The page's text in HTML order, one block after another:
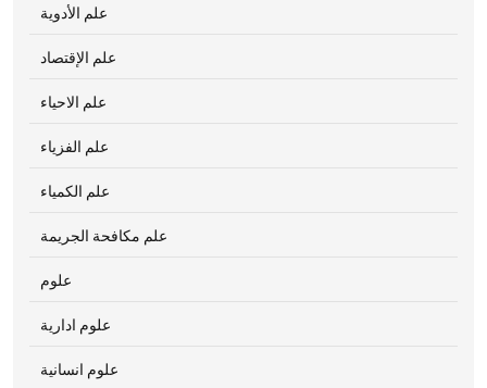
علم الأدوية
علم الإقتصاد
علم الاحياء
علم الفزياء
علم الكمياء
علم مكافحة الجريمة
علوم
علوم ادارية
علوم انسانية